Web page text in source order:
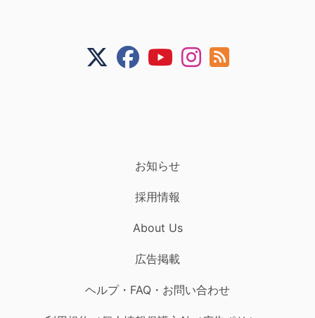
お知らせ
採用情報
About Us
広告掲載
ヘルプ・FAQ・お問い合わせ